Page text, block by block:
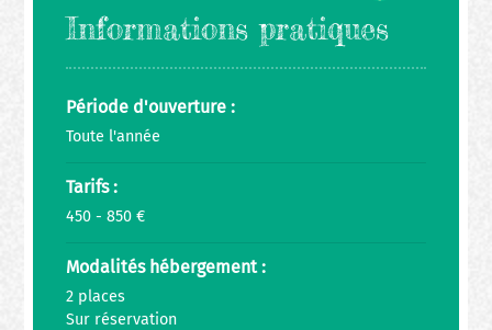
Informations pratiques
Période d'ouverture :
Toute l'année
Tarifs :
450 - 850 €
Modalités hébergement :
2 places
Sur réservation